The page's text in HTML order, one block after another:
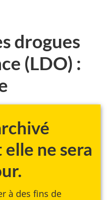
drogues
(LDO) :
ne sera
à des fins de